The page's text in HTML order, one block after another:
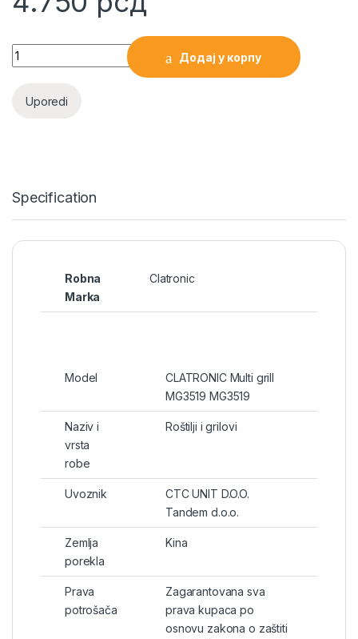
Multi grill MG3519 CLATRONIC quantity
Додај у корпу
Uporedi
Specification
Robna
Marka
Clatronic
Model
CLATRONIC Multi grill
MG3519 MG3519
Naziv i
vrsta
robe
Roštilji i grilovi
Uvoznik
CTC UNIT D.O.O.
Tandem d.o.o.
Zemlja
porekla
Kina
Prava
potrošača
Zagarantovana sva
prava kupaca po
osnovu zakona o zaštiti